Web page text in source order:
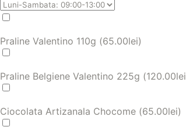
Praline Valentino 110g (65.00lei)
Praline Belgiene Valentino 225g (120.00lei
Ciocolata Artizanala Chocome (65.00lei)